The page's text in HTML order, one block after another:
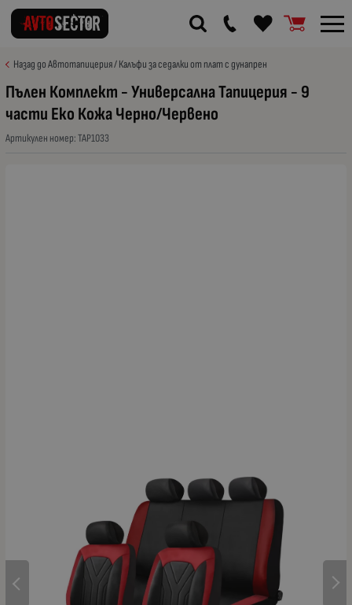
Назад до Автотапицерия / Калъфи за седалки от плат с дунапрен
Пълен Комплект - Универсална Тапицерия - 9
части Еко Кожа Черно/Червено
Артикулен номер:TAP1033